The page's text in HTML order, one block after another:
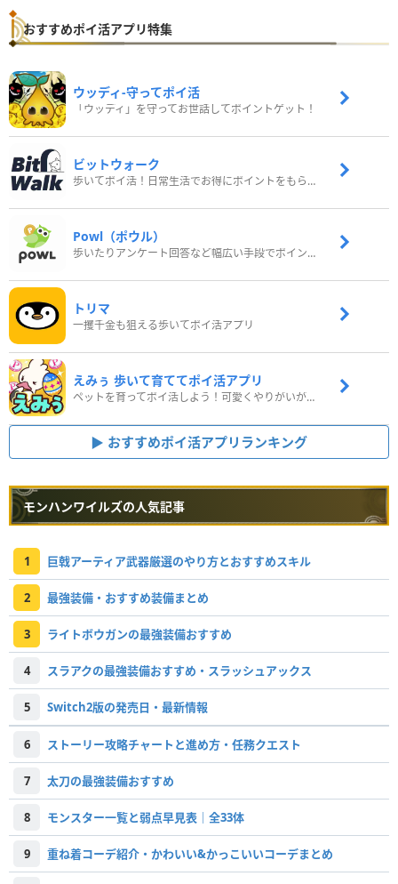
おすすめポイ活アプリ特集
ウッディ‐守ってポイ活
「ウッディ」を守ってお世話してポイントゲット！
ビットウォーク
歩いてポイ活！日常生活でお得にポイントをもらおう
Powl（ポウル）
歩いたりアンケート回答など幅広い手段でポイントをゲット
トリマ
一攫千金も狙える歩いてポイ活アプリ
えみぅ 歩いて育ててポイ活アプリ
ペットを育ってポイ活しよう！可愛くやりがいがある新感覚アプリ
おすすめポイ活アプリランキング
モンハンワイルズの人気記事
1 巨戟アーティア武器厳選のやり方とおすすめスキル
2 最強装備・おすすめ装備まとめ
3 ライトボウガンの最強装備おすすめ
4 スラアクの最強装備おすすめ・スラッシュアックス
5 Switch2版の発売日・最新情報
6 ストーリー攻略チャートと進め方・任務クエスト
7 太刀の最強装備おすすめ
8 モンスター一覧と弱点早見表｜全33体
9 重ね着コーデ紹介・かわいい&かっこいいコーデまとめ